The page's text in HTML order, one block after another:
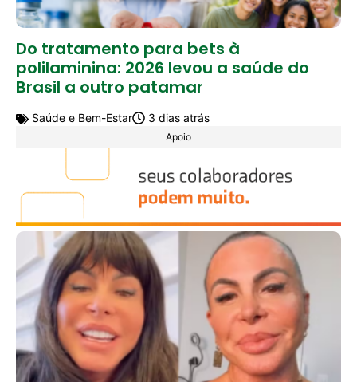
Do tratamento para bets à
polilaminina: 2026 levou a saúde do
Brasil a outro patamar
Saúde e Bem-Estar 3 dias atrás
Apoio